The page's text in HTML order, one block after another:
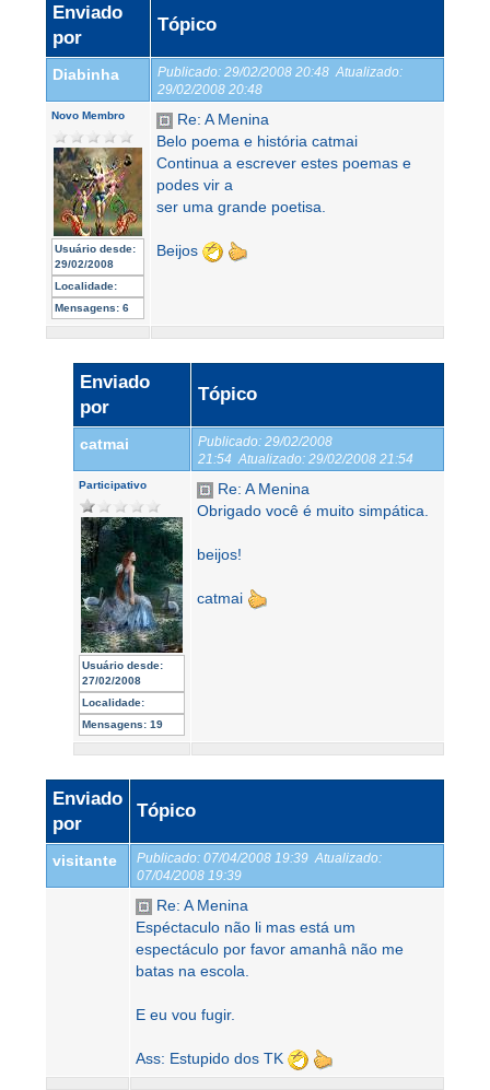
Enviado
por
Tópico
Diabinha Publicado: 29/02/2008 20:48 Atualizado:
29/02/2008 20:48
Novo Membro
Usuário desde:
29/02/2008
Localidade:
Mensagens: 6
Re: A Menina
Belo poema e história catmai
Continua a escrever estes poemas e
podes vir a
ser uma grande poetisa.
Beijos
Enviado
por
Tópico
catmai Publicado: 29/02/2008
21:54 Atualizado: 29/02/2008 21:54
Participativo
Usuário desde:
27/02/2008
Localidade:
Mensagens: 19
Re: A Menina
Obrigado você é muito simpática.
beijos!
catmai
Enviado
por
Tópico
visitante Publicado: 07/04/2008 19:39 Atualizado:
07/04/2008 19:39
Re: A Menina
Espéctaculo não li mas está um
espectáculo por favor amanhâ não me
batas na escola.
E eu vou fugir.
Ass: Estupido dos TK